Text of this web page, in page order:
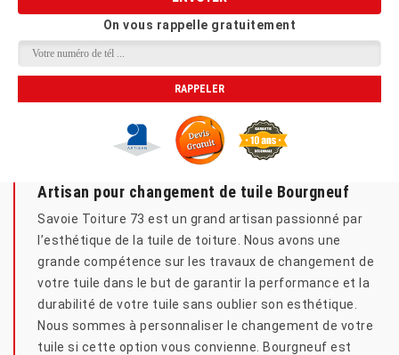
On vous rappelle gratuitement
Artisan pour changement de tuile Bourgneuf
Savoie Toiture 73 est un grand artisan passionné par
l’esthétique de la tuile de toiture. Nous avons une
grande compétence sur les travaux de changement de
votre tuile dans le but de garantir la performance et la
durabilité de votre tuile sans oublier son esthétique.
Nous sommes à personnaliser le changement de votre
tuile si cette option vous convienne. Bourgneuf est